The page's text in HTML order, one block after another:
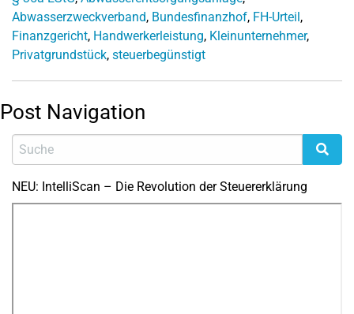
Abwasserzweckverband, Bundesfinanzhof, FH-Urteil,
Finanzgericht, Handwerkerleistung, Kleinunternehmer,
Privatgrundstück, steuerbegünstigt
Post Navigation
NEU: IntelliScan – Die Revolution der Steuererklärung